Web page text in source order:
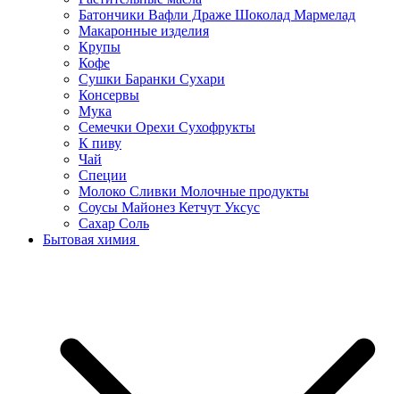
Батончики Вафли Драже Шоколад Мармелад
Макаронные изделия
Крупы
Кофе
Сушки Баранки Сухари
Консервы
Мука
Семечки Орехи Сухофрукты
К пиву
Чай
Специи
Молоко Сливки Молочные продукты
Соусы Майонез Кетчут Уксус
Сахар Соль
Бытовая химия